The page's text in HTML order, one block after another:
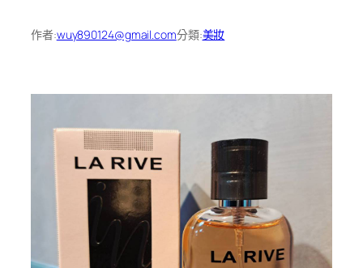
作者:wuy890124@gmail.com分類:美妝